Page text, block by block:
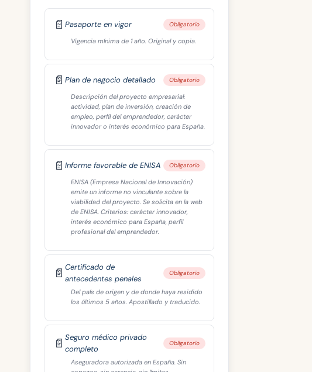
📄 Pasaporte en vigor Obligatorio
Vigencia mínima de 1 año. Original y copia.
📄 Plan de negocio detallado Obligatorio
Descripción del proyecto empresarial:
actividad, plan de inversión, creación de
empleo, perfil del emprendedor, carácter
innovador o interés económico para España.
📄 Informe favorable de ENISA Obligatorio
ENISA (Empresa Nacional de Innovación)
emite un informe no vinculante sobre la
viabilidad del proyecto. Se solicita en la web
de ENISA. Criterios: carácter innovador,
interés económico para España, perfil
profesional del emprendedor.
📄 Certificado de
antecedentes penales
Obligatorio
Del país de origen y de donde haya residido
los últimos 5 años. Apostillado y traducido.
📄 Seguro médico privado
completo
Obligatorio
Aseguradora autorizada en España. Sin